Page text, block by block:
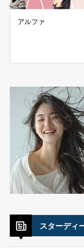
アルファ
スターディ